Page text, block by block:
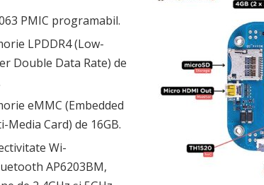
PMIC programabil.
LPDDR4 (Low-
Double Data Rate) de
eMMC (Embedded
Media Card) de 16GB.
Wi-
AP6203BM,